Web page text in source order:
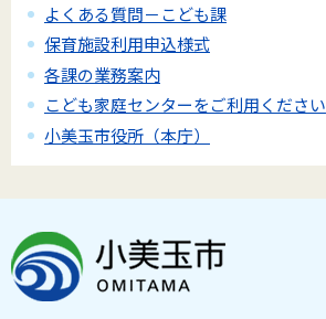
よくある質問－こども課
保育施設利用申込様式
各課の業務案内
こども家庭センターをご利用ください
小美玉市役所（本庁）